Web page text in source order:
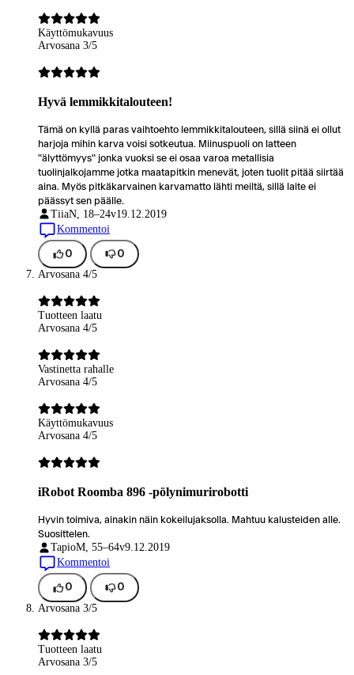
Käyttömukavuus
Arvosana 3/5
Hyvä lemmikkitalouteen!
Tämä on kyllä paras vaihtoehto lemmikkitalouteen, sillä siinä ei ollut
harjoja mihin karva voisi sotkeutua. Miinuspuoli on latteen
"älyttömyys" jonka vuoksi se ei osaa varoa metallisia
tuolinjalkojamme jotka maatapitkin menevät, joten tuolit pitää siirtää
aina. Myös pitkäkarvainen karvamatto lähti meiltä, sillä laite ei
päässyt sen päälle.
TiiaN, 18–24v19.12.2019
Kommentoi
0 0
Arvosana 4/5
Tuotteen laatu
Arvosana 4/5
Vastinetta rahalle
Arvosana 4/5
Käyttömukavuus
Arvosana 4/5
iRobot Roomba 896 -pölynimurirobotti
Hyvin toimiva, ainakin näin kokeilujaksolla. Mahtuu kalusteiden alle.
Suosittelen.
TapioM, 55–64v9.12.2019
Kommentoi
0 0
Arvosana 3/5
Tuotteen laatu
Arvosana 3/5